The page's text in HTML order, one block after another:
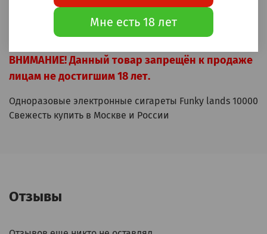
Индикация заряда батареи
Индикация запаса жидкости
Сеточный испаритель Mesh coil
ВНИМАНИЕ! Данный товар запрещён к продаже
лицам не достигшим 18 лет.
Одноразовые электронные сигареты Funky lands 10000
Свежесть купить в Москве и России
Отзывы
Мне есть 18 лет